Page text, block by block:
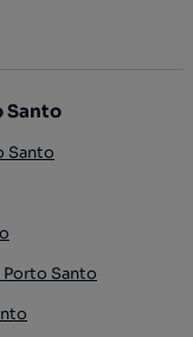
Santo
Santo
Santo